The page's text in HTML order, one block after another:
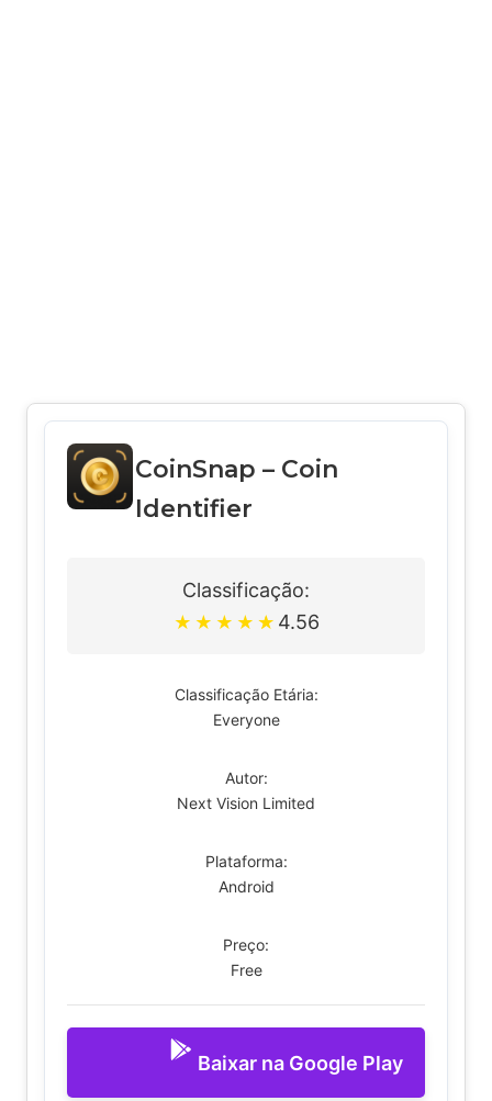
CoinSnap – Coin
Identifier
Classificação:
★ ★ ★ ★ ★ 4.56
Classificação Etária:
Everyone
Autor:
Next Vision Limited
Plataforma:
Android
Preço:
Free
Baixar na Google Play